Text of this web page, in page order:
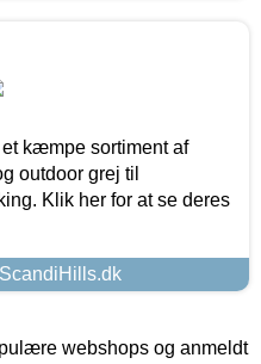
kæmpe sortiment af
outdoor grej til
Klik her for at se deres
webshops og anmeldt